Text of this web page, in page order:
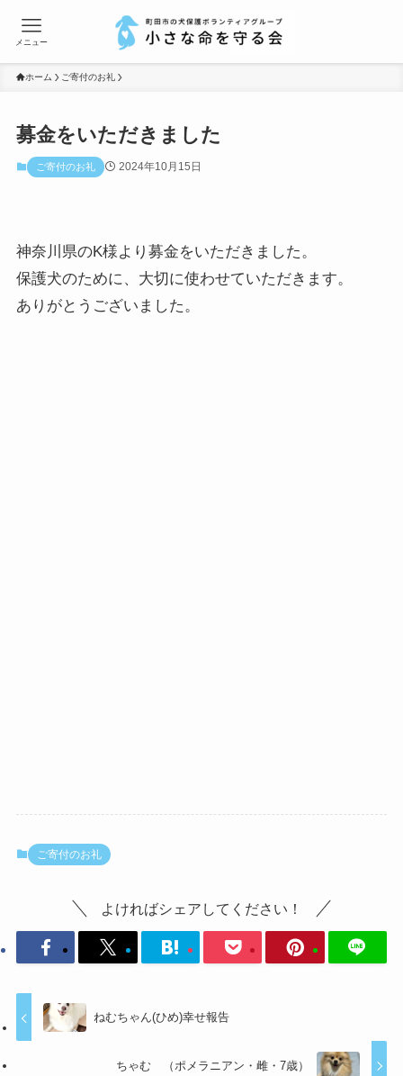
メニュー
ホーム ご寄付のお礼
募金をいただきました
ご寄付のお礼 2024年10月15日
神奈川県のK様より募金をいただきました。
保護犬のために、大切に使わせていただきます。
ありがとうございました。
ご寄付のお礼
よければシェアしてください！
ねむちゃん(ひめ)幸せ報告
ちゃむ （ポメラニアン・雌・7歳）